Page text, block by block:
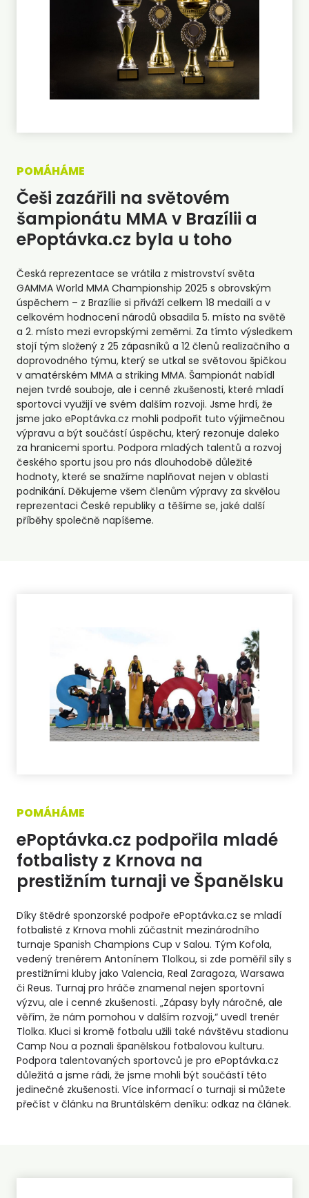
POMÁHÁME
Češi zazářili na světovém
šampionátu MMA v Brazílii a
ePoptávka.cz byla u toho
Česká reprezentace se vrátila z mistrovství světa
GAMMA World MMA Championship 2025 s obrovským
úspěchem – z Brazílie si přiváží celkem 18 medailí a v
celkovém hodnocení národů obsadila 5. místo na světě
a 2. místo mezi evropskými zeměmi. Za tímto výsledkem
stojí tým složený z 25 zápasníků a 12 členů realizačního a
doprovodného týmu, který se utkal se světovou špičkou
v amatérském MMA a striking MMA. Šampionát nabídl
nejen tvrdé souboje, ale i cenné zkušenosti, které mladí
sportovci využijí ve svém dalším rozvoji. Jsme hrdí, že
jsme jako ePoptávka.cz mohli podpořit tuto výjimečnou
výpravu a být součástí úspěchu, který rezonuje daleko
za hranicemi sportu. Podpora mladých talentů a rozvoj
českého sportu jsou pro nás dlouhodobě důležité
hodnoty, které se snažíme naplňovat nejen v oblasti
podnikání. Děkujeme všem členům výpravy za skvělou
reprezentaci České republiky a těšíme se, jaké další
příběhy společně napíšeme.
POMÁHÁME
ePoptávka.cz podpořila mladé
fotbalisty z Krnova na
prestižním turnaji ve Španělsku
Díky štědré sponzorské podpoře ePoptávka.cz se mladí
fotbalisté z Krnova mohli zúčastnit mezinárodního
turnaje Spanish Champions Cup v Salou. Tým Kofola,
vedený trenérem Antonínem Tlolkou, si zde poměřil síly s
prestižními kluby jako Valencia, Real Zaragoza, Warsawa
či Reus. Turnaj pro hráče znamenal nejen sportovní
výzvu, ale i cenné zkušenosti. „Zápasy byly náročné, ale
věřím, že nám pomohou v dalším rozvoji,“ uvedl trenér
Tlolka. Kluci si kromě fotbalu užili také návštěvu stadionu
Camp Nou a poznali španělskou fotbalovou kulturu.
Podpora talentovaných sportovců je pro ePoptávka.cz
důležitá a jsme rádi, že jsme mohli být součástí této
jedinečné zkušenosti. Více informací o turnaji si můžete
přečíst v článku na Bruntálském deníku: odkaz na článek.